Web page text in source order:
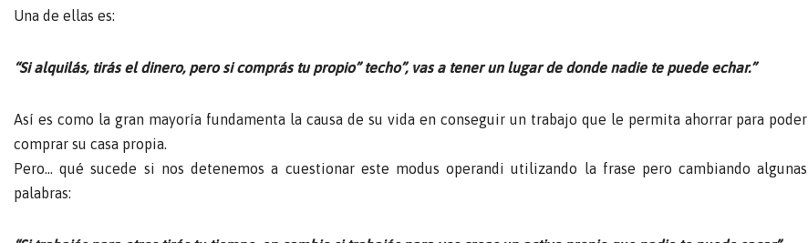
Una de ellas es:
“Si alquilás, tirás el dinero, pero si comprás tu propio” techo”, vas a tener un lugar de donde nadie te puede echar.”
Así es como la gran mayoría fundamenta la causa de su vida en conseguir un trabajo que le permita ahorrar para poder
comprar su casa propia.
Pero… qué sucede si nos detenemos a cuestionar este modus operandi utilizando la frase pero cambiando algunas
palabras: